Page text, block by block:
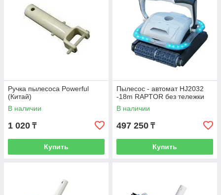
Ручка пылесоса Powerful
(Китай)
В наличии
1 020 ₸
Купить
Пылесос - автомат HJ2032
-18m RAPTOR без тележки
В наличии
497 250 ₸
Купить